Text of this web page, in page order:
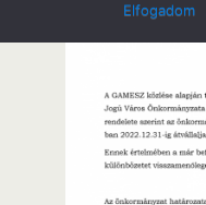
Elfogadom